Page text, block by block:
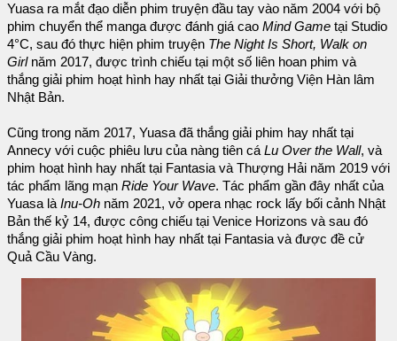
Yuasa ra mắt đạo diễn phim truyện đầu tay vào năm 2004 với bộ
phim chuyển thể manga được đánh giá cao Mind Game tại Studio
4°C, sau đó thực hiện phim truyện The Night Is Short, Walk on
Girlnăm 2017, được trình chiếu tại một số liên hoan phim và
thắng giải phim hoạt hình hay nhất tại Giải thưởng Viện Hàn lâm
Nhật Bản.
Cũng trong năm 2017, Yuasa đã thắng giải phim hay nhất tại
Annecy với cuộc phiêu lưu của nàng tiên cá Lu Over the Wall, và
phim hoạt hình hay nhất tại Fantasia và Thượng Hải năm 2019 với
tác phẩm lãng mạn Ride Your Wave. Tác phẩm gần đây nhất của
Yuasa là Inu-Oh năm 2021, vở opera nhạc rock lấy bối cảnh Nhật
Bản thế kỷ 14, được công chiếu tại Venice Horizons và sau đó
thắng giải phim hoạt hình hay nhất tại Fantasia và được đề cử
Quả Cầu Vàng.